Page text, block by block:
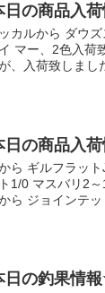
の商品入
カルから ダウ
マー、2色入荷
、入荷致しまし
の商品入
ら ギルフラッ
1/0 マスバリ2
ら ジョインテ
の釣果情